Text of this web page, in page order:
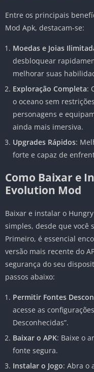
Entre os principais
Mod Apk, destacam-se:
Moedas e Joias
desbloquear
melhorar suas
Exploração Completa:
o oceano sem
personagens e
ainda mais imersiva.
Upgrades Rápidos:
forte e capaz de
Como Baixar e
Evolution Mod
Baixar e instalar o
simples, desde que você
Primeiro, é essencial
versão mais recente do
segurança do seu
passos abaixo:
Permitir Fontes
acesse as
Desconhecidas”.
Baixar o APK: Baixe o
fonte segura.
Instalar o Jogo: Abra o